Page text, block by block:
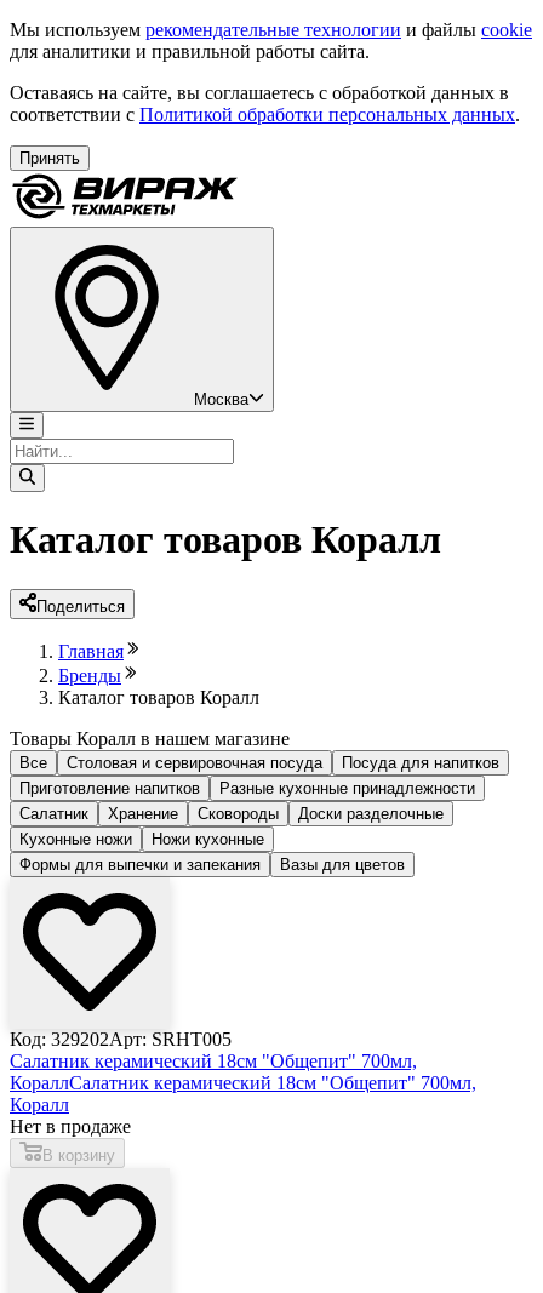
Мы используем рекомендательные технологии и файлы cookie
для аналитики и правильной работы сайта.
Оставаясь на сайте, вы соглашаетесь с обработкой данных в
соответствии с Политикой обработки персональных данных.
Принять
Москва
Каталог товаров Коралл
Поделиться
Главная
Бренды
Каталог товаров Коралл
Товары Коралл в нашем магазине
Все Столовая и сервировочная посуда
Посуда для напитков
Приготовление напитков
Разные кухонные принадлежности
Салатник
Хранение Сковороды
Доски разделочные
Кухонные ножи
Ножи кухонные
Формы для выпечки и запекания
Вазы для цветов
Код: 329202Арт: SRHT005
Салатник керамический 18см "Общепит" 700мл,
КораллСалатник керамический 18см "Общепит" 700мл,
Коралл
Нет в продаже
В корзину